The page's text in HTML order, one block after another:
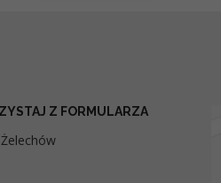
Z FORMULARZA